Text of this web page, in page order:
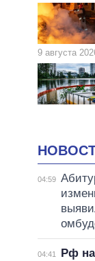
9 августа
04:59
04:41
Рф